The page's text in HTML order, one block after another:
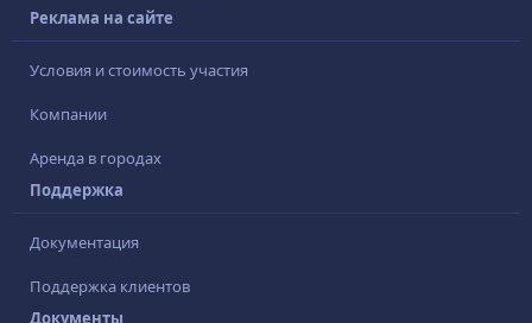
Реклама на сайте
Условия и стоимость участия
Компании
Аренда в городах
Поддержка
Документация
Поддержка клиентов
Документы